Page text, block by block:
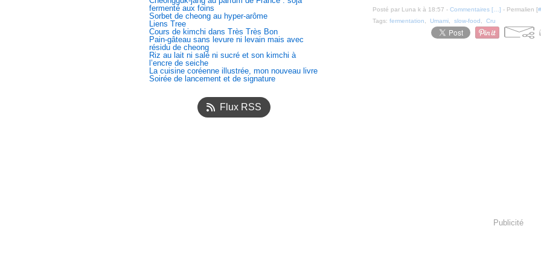
fermenté aux foins
Sorbet de cheong au hyper-arôme
Liens Tree
Cours de kimchi dans Très Très Bon
Pain-gâteau sans levure ni levain mais avec
résidu de cheong
Riz au lait ni salé ni sucré et son kimchi à
l’encre de seiche
La cuisine coréenne illustrée, mon nouveau livre
Soirée de lancement et de signature
Flux RSS
Posté par Luna k à 18:57 - Commentaires [ ] - Permalien [#
Tags: fermentation Umami slow-food Cru
Publicité